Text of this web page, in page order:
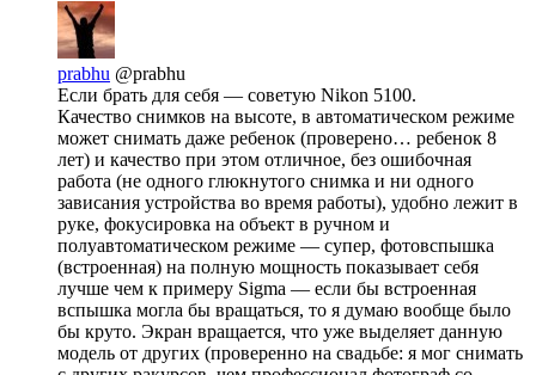
prabhu @prabhu
Если брать для себя — советую Nikon 5100.
Качество снимков на высоте, в автоматическом режиме
может снимать даже ребенок (проверено… ребенок 8
лет) и качество при этом отличное, без ошибочная
работа (не одного глюкнутого снимка и ни одного
зависания устройства во время работы), удобно лежит в
руке, фокусировка на объект в ручном и
полуавтоматическом режиме — супер, фотовспышка
(встроенная) на полную мощность показывает себя
лучше чем к примеру Sigma — если бы встроенная
вспышка могла бы вращаться, то я думаю вообще было
бы круто. Экран вращается, что уже выделяет данную
модель от других (проверенно на свадьбе: я мог снимать